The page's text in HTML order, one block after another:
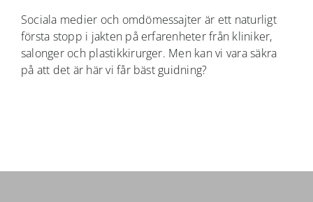
Sociala medier och omdömessajter är ett naturligt
första stopp i jakten på erfarenheter från kliniker,
salonger och plastikkirurger. Men kan vi vara säkra
på att det är här vi får bäst guidning?